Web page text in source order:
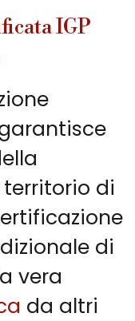
IGP
di
di
vera
da altri